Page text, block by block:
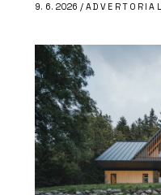
9. 6. 2026 / ADVERTORIAL